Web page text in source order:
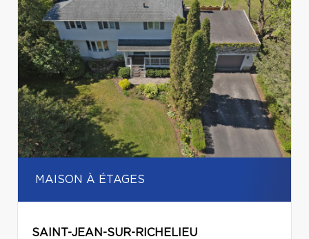
MAISON À ÉTAGES
SAINT-JEAN-SUR-RICHELIEU